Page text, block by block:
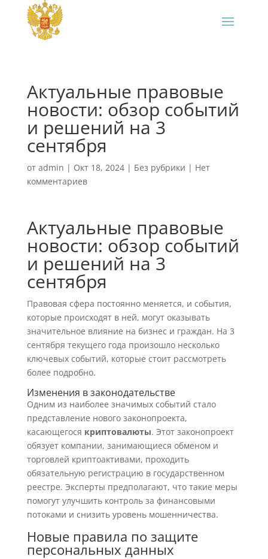
Актуальные правовые
новости: обзор событий
и решений на 3
сентября
от admin | Окт 18, 2024| Без рубрики | Нет
комментариев
Актуальные правовые
новости: обзор событий
и решений на 3
сентября
Правовая сфера постоянно меняется, и события,
которые происходят в ней, могут оказывать
значительное влияние на бизнес и граждан. На 3
сентября текущего года произошло несколько
ключевых событий, которые стоит рассмотреть
более подробно.
Изменения в законодательстве
Одним из наиболее значимых событий стало
представление нового законопроекта,
касающегося криптовалюты. Этот законопроект
обязует компании, занимающиеся обменом и
торговлей криптоактивами, проходить
обязательную регистрацию в государственном
реестре. Эксперты предполагают, что такие меры
помогут улучшить контроль за финансовыми
потоками и снизить уровень мошенничества.
Новые правила по защите
персональных данных